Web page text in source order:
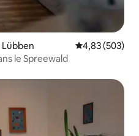
Évaluation
4,83 (503)
le Spreewald